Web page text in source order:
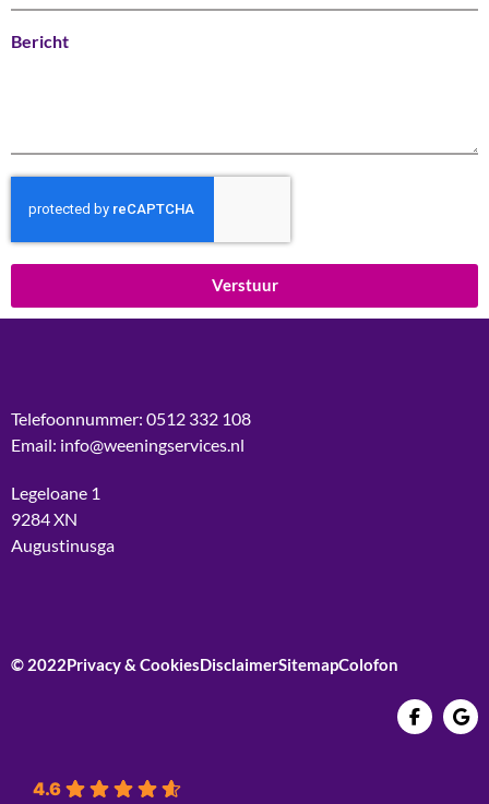
Bericht
Verstuur
Telefoonnummer: 0512 332 108
Email: info@weeningservices.nl
Legeloane 1
9284 XN
Augustinusga
© 2022Privacy & CookiesDisclaimerSitemapColofon
4.6